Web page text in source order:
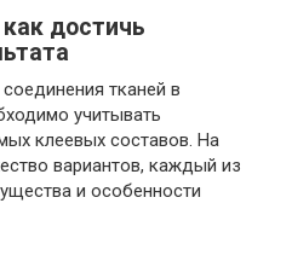
достичь
тканей в
учитывать
клеевых составов. На
вариантов, каждый из
и особенности